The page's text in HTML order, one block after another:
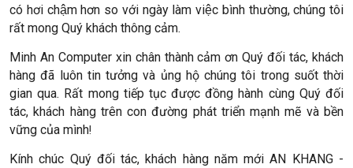
có hơi chậm hơn so với ngày làm việc bình thường, chúng tôi
rất mong Quý khách thông cảm.
Minh An Computer xin chân thành cảm ơn Quý đối tác, khách
hàng đã luôn tin tưởng và ủng hộ chúng tôi trong suốt thời
gian qua. Rất mong tiếp tục được đồng hành cùng Quý đối
tác, khách hàng trên con đường phát triển mạnh mẽ và bền
vững của mình!
Kính chúc Quý đối tác, khách hàng năm mới AN KHANG -